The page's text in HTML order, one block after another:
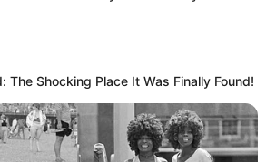
The Shocking Place It Was Finally Found!